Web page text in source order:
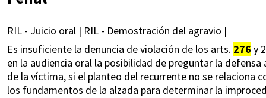
RIL - Juicio oral | RIL - Demostración del agravio |
Es insuficiente la denuncia de violación de los arts. 276 y
en la audiencia oral la posibilidad de preguntar la
de la víctima, si el planteo del recurrente no se relaciona
los fundamentos de la alzada para determinar la